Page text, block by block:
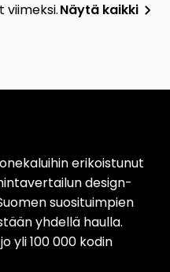
Näytä kaikki
erikoistunut
design-
suosituimpien
yhdellä haulla.
yli 100 000 kodin